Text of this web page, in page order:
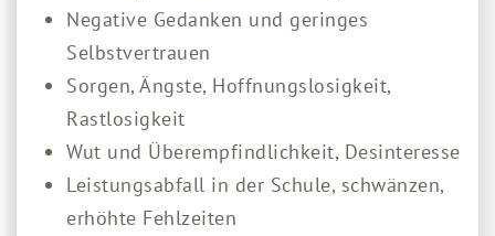
Negative Gedanken und geringes
Selbstvertrauen
Sorgen, Ängste, Hoffnungslosigkeit,
Rastlosigkeit
Wut und Überempfindlichkeit, Desinteresse
Leistungsabfall in der Schule, schwänzen,
erhöhte Fehlzeiten